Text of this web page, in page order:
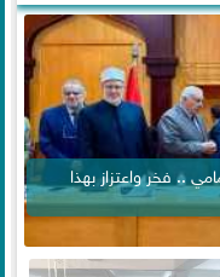
.. فخر واعتزاز بهذا